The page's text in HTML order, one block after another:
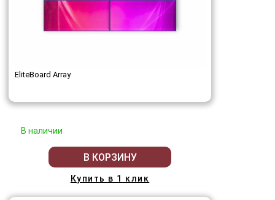
EliteBoard Array
В наличии
В КОРЗИНУ
Купить в 1 клик